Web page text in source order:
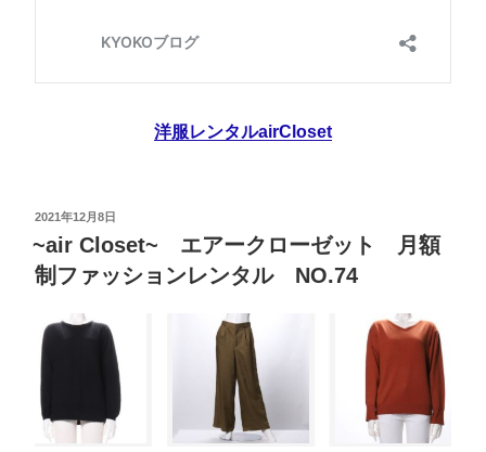
洋服レンタルairCloset
2021年12月8日
~air Closet~ エアークローゼット 月額
制ファッションレンタル NO.74